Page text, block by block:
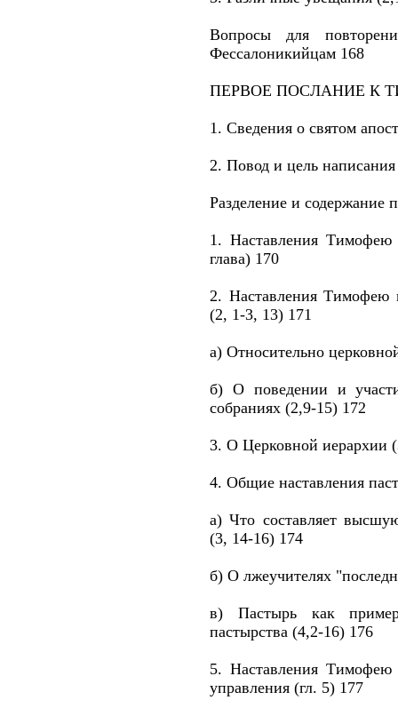
Вопросы для
Фессалоникийцам 168
ПЕРВОЕ ПОСЛАНИЕ К
1. Сведения о святом
2. Повод и цель
Разделение и содержание
1. Наставления
глава) 170
2. Наставления Тимофею
(2, 1-3, 13) 171
а) Относительно
б) О поведении и
собраниях (2,9-15) 172
3. О Церковной иерархии
4. Общие наставления
а) Что составляет
(3, 14-16) 174
б) О лжеучителях
в) Пастырь как
пастырства (4,2-16) 176
5. Наставления Тимофею
управления (гл. 5) 177